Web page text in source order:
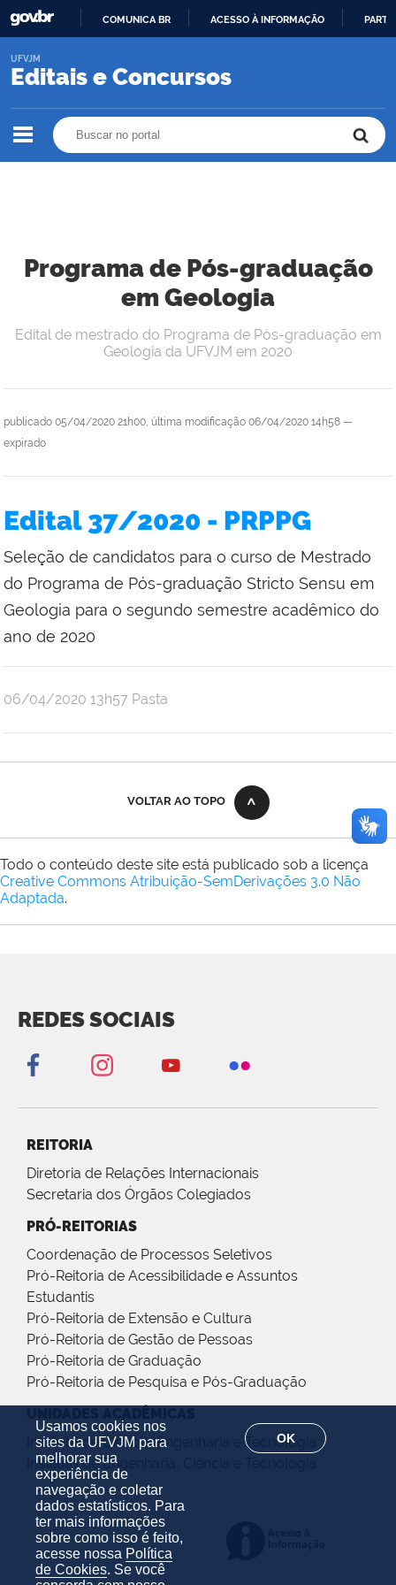
Usamos cookies nos
sites da UFVJM para
melhorar sua
experiência de
navegação e coletar
dados estatísticos. Para
ter mais informações
sobre como isso é feito,
acesse nossa Política
de Cookies. Se você
OK
O
COMUNICA BR ACESSO À INFORMAÇÃO
Editais e Concursos
UFVJM
Programa de Pós-graduação
em Geologia
publicado 05/04/2020 21h00, última modificação 06/04/2020 14h58 —
expirado
Edital de mestrado do Programa de Pós-graduação em
Geologia da UFVJM em 2020
Edital 37/2020 - PRPPG
Seleção de candidatos para o curso de Mestrado
do Programa de Pós-graduação Stricto Sensu em
Geologia para o segundo semestre acadêmico do
ano de 2020
publicado
06/04/2020 13h57 Pasta
VOLTAR AO TOPO
Todo o conteúdo deste site está publicado sob a licença
Creative Commons Atribuição-SemDerivações 3.0 Não
Adaptada.
REDES SOCIAIS
REITORIA
Diretoria de Relações Internacionais
Secretaria dos Órgãos Colegiados
PRÓ-REITORIAS
Coordenação de Processos Seletivos
Pró-Reitoria de Acessibilidade e Assuntos
Estudantis
Pró-Reitoria de Extensão e Cultura
Pró-Reitoria de Gestão de Pessoas
Pró-Reitoria de Graduação
Pró-Reitoria de Pesquisa e Pós-Graduação
Instituto de Ciência, Engenharia e Tecnologia
Instituto de Engenharia, Ciência e Tecnologia